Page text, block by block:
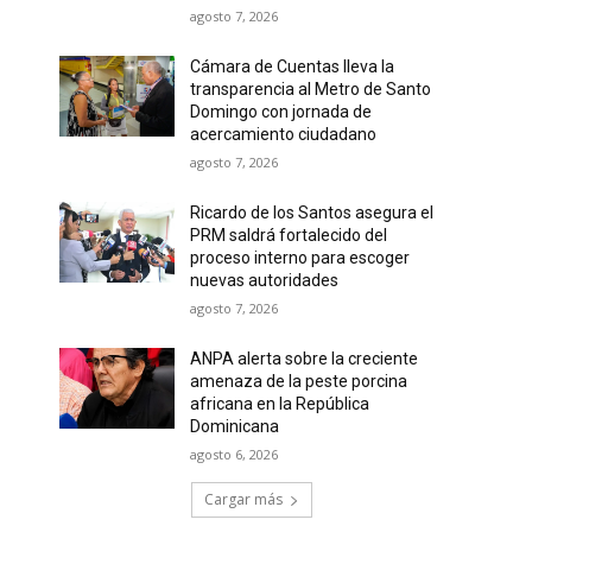
agosto 7, 2026
Cámara de Cuentas lleva la
transparencia al Metro de Santo
Domingo con jornada de
acercamiento ciudadano
agosto 7, 2026
Ricardo de los Santos asegura el
PRM saldrá fortalecido del
proceso interno para escoger
nuevas autoridades
agosto 7, 2026
ANPA alerta sobre la creciente
amenaza de la peste porcina
africana en la República
Dominicana
agosto 6, 2026
Cargar más